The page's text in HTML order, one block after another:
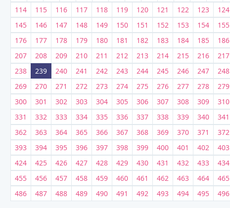
114
115 116 117 118 119 120 121 122 123 124
145
146 147 148 149 150 151 152 153 154 155
176
177 178 179 180 181 182 183 184 185 186
207
208 209 210 211 212 213 214 215 216 217
238
239 240 241 242 243 244 245 246 247 248
269
270 271 272 273 274 275 276 277 278 279
300
301 302 303 304 305 306 307 308 309 310
331
332 333 334 335 336 337 338 339 340 341
362
363 364 365 366 367 368 369 370 371 372
393
394 395 396 397 398 399 400 401 402 403
424
425 426 427 428 429 430 431 432 433 434
455
456 457 458 459 460 461 462 463 464 465
486
487 488 489 490 491 492 493 494 495 496